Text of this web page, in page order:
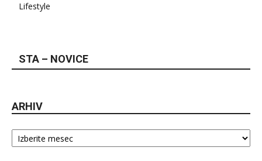
Lifestyle
STA – NOVICE
ARHIV
Arhiv